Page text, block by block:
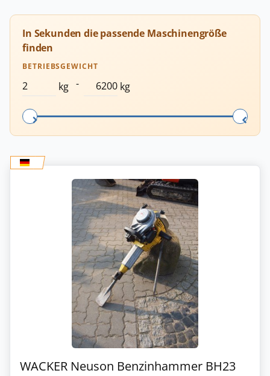
In Sekunden die passende Maschinengröße
finden
BETRIEBSGEWICHT
kg - kg
WACKER Neuson Benzinhammer BH23